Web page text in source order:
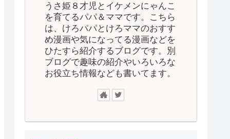
うさ姫８才児とイケメンにゃんこ
を育てるパパ＆ママです。こちら
は、けろパパとけろママのおすす
め漫画や気になってる漫画などを
ひたすら紹介するブログです。別
ブログで趣味の紹介やいろいろな
お役立ち情報なども書いてます。